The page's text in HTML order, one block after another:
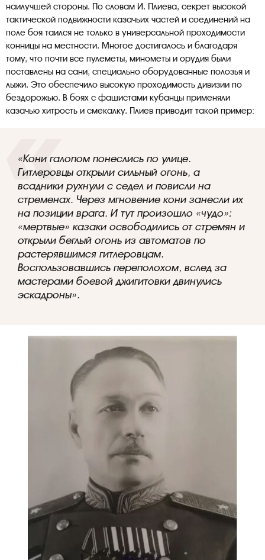
наилучшей стороны. По словам И. Плиева, секрет высокой
тактической подвижности казачьих частей и соединений на
поле боя таился не только в универсальной проходимости
конницы на местности. Многое достигалось и благодаря
тому, что почти все пулеметы, минометы и орудия были
поставлены на сани, специально оборудованные полозья и
лыжи. Это обеспечило высокую проходимость дивизии по
бездорожью. В боях с фашистами кубанцы применяли
казачью хитрость и смекалку. Плиев приводит такой пример:
«Кони галопом понеслись по улице.
Гитлеровцы открыли сильный огонь, а
всадники рухнули с седел и повисли на
стременах. Через мгновение кони занесли их
на позиции врага. И тут произошло «чудо»:
«мертвые» казаки освободились от стремян и
открыли беглый огонь из автоматов по
растерявшимся гитлеровцам.
Воспользовавшись переполохом, вслед за
мастерами боевой джигитовки двинулись
эскадроны».